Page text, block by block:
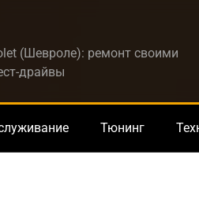
(Шевроле): ремонт своими
драйвы
Тюнинг